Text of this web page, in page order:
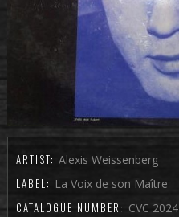
ARTIST: Alexis Weissenberg
LABEL: La Voix de son Maître
CATALOGUE NUMBER: CVC 2024